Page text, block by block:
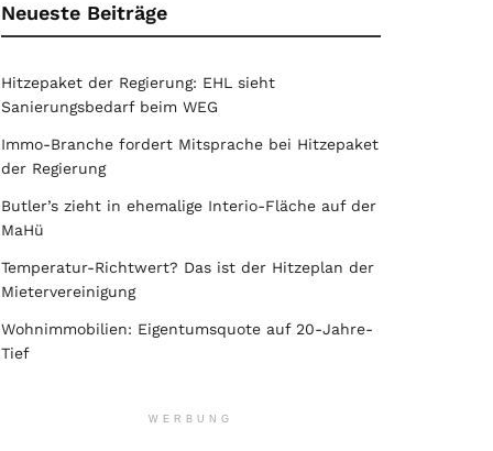
Neueste Beiträge
Hitzepaket der Regierung: EHL sieht
Sanierungsbedarf beim WEG
Immo-Branche fordert Mitsprache bei Hitzepaket
der Regierung
Butler’s zieht in ehemalige Interio-Fläche auf der
MaHü
Temperatur-Richtwert? Das ist der Hitzeplan der
Mietervereinigung
Wohnimmobilien: Eigentumsquote auf 20-Jahre-
Tief
WERBUNG